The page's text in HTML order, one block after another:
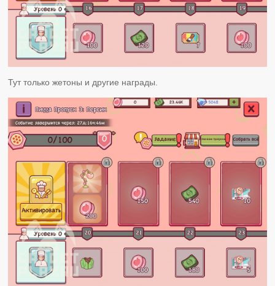
Тут только жетоны и другие награды.